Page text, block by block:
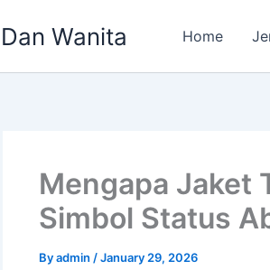
Wanita Home
Mengapa Jaket
Simbol Status
Byadmin /January 29, 2026